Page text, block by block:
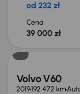
od 232 zł
Cena
39 000 zł
Volvo V60
2019192 472 km